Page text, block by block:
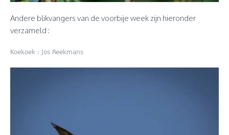
Andere blikvangers van de voorbije week zijn hieronder
verzameld :
Koekoek : Jos Reekmans